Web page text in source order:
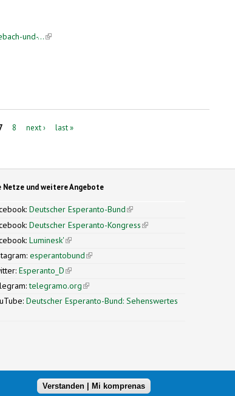
und-...(link is external)
8 next › last »
Netze und weitere Angebote
Deutscher Esperanto-Bund(link is external)
Deutscher Esperanto-Kongress(link is external)
Luminesk'(link is external)
esperantobund(link is external)
Esperanto_D(link is external)
telegramo.org(link is external)
Deutscher Esperanto-Bund: Sehenswertes
is external)
Simple Themes(link is external)
.
Verstanden | Mi komprenas